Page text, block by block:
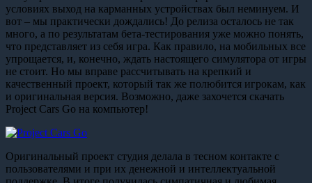
условиях выход на карманных устройствах был неминуем. И
вот – мы практически дождались! До релиза осталось не так
много, а по результатам бета-тестирования уже можно понять,
что представляет из себя игра. Как правило, на мобильных все
упрощается, и, конечно, ждать настоящего симулятора от игры
не стоит. Но мы вправе рассчитывать на крепкий и
качественный проект, который так же полюбится игрокам, как
и оригинальная версия. Возможно, даже захочется скачать
Project Cars Go на компьютер!
Оригинальный проект студия делала в тесном контакте с
пользователями и при их денежной и интеллектуальной